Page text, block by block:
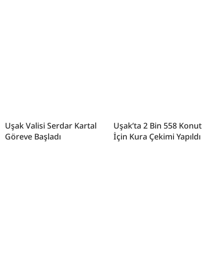
Uşak Valisi Serdar Kartal
Göreve Başladı
Uşak’ta 2 Bin 558 Konut
İçin Kura Çekimi Yapıldı